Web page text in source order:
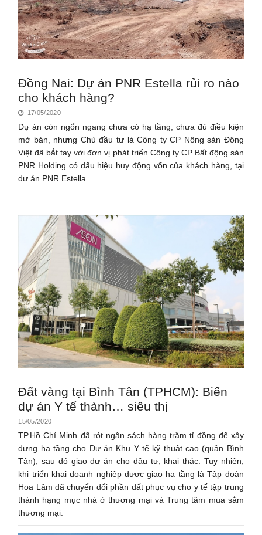
Đồng Nai: Dự án PNR Estella rủi ro nào
cho khách hàng?
17/05/2020
Dự án còn ngổn ngang chưa có hạ tầng, chưa đủ điều kiện
mở bán, nhưng Chủ đầu tư là Công ty CP Nông sản Đông
Việt đã bắt tay với đơn vị phát triển Công ty CP Bất động sản
PNR Holding có dấu hiệu huy động vốn của khách hàng, tại
dự án PNR Estella.
Đất vàng tại Bình Tân (TPHCM): Biến
dự án Y tế thành… siêu thị
15/05/2020
TP.Hồ Chí Minh đã rót ngân sách hàng trăm tỉ đồng để xây
dựng hạ tầng cho Dự án Khu Y tế kỹ thuật cao (quận Bình
Tân), sau đó giao dự án cho đầu tư, khai thác. Tuy nhiên,
khi triển khai doanh nghiệp được giao hạ tầng là Tập đoàn
Hoa Lâm đã chuyển đổi phần đất phục vụ cho y tế tập trung
thành hạng mục nhà ở thương mại và Trung tâm mua sắm
thương mại.